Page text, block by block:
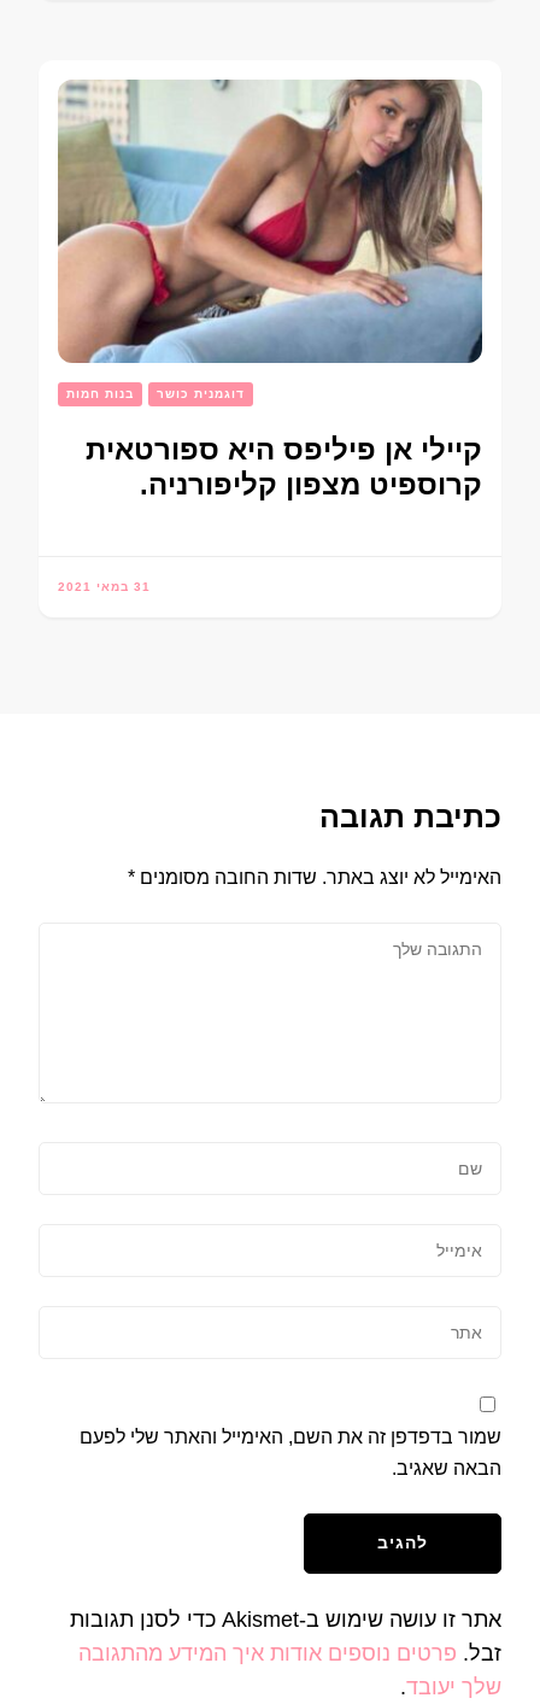
בנות חמות דוגמנית כושר
קיילי אן פיליפס היא ספורטאית
קרוספיט מצפון קליפורניה.
31 במאי 2021
כתיבת תגובה
האימייל לא יוצג באתר. שדות החובה מסומנים *
שמור בדפדפן זה את השם, האימייל והאתר שלי לפעם
הבאה שאגיב.
אתר זו עושה שימוש ב-Akismet כדי לסנן תגובות
זבל. פרטים נוספים אודות איך המידע מהתגובה
שלך יעובד.